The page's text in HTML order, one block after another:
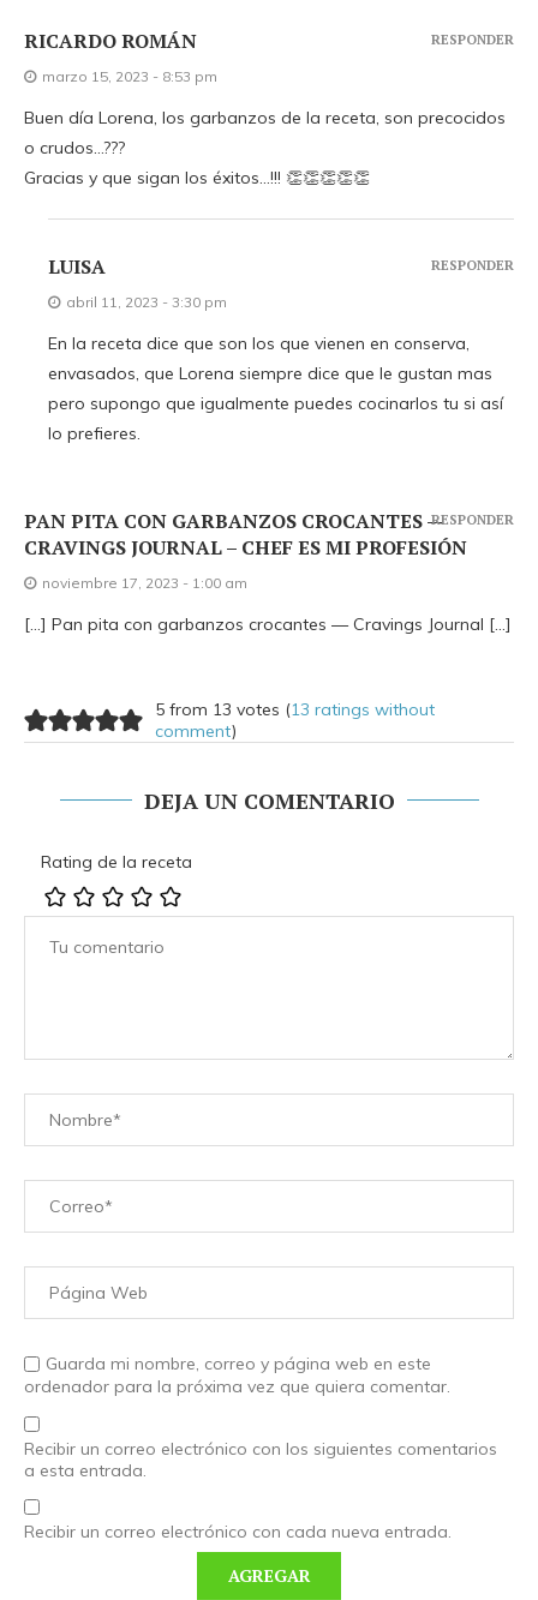
RICARDO ROMÁN
marzo 15, 2023 - 8:53 pm
Buen día Lorena, los garbanzos de la receta, son precocidos
o crudos…???
Gracias y que sigan los éxitos…!!! 👏👏👏👏👏
RESPONDER
LUISA
abril 11, 2023 - 3:30 pm
En la receta dice que son los que vienen en conserva,
envasados, que Lorena siempre dice que le gustan mas
pero supongo que igualmente puedes cocinarlos tu si así
lo prefieres.
RESPONDER
PAN PITA CON GARBANZOS CROCANTES —
CRAVINGS JOURNAL – CHEF ES MI PROFESIÓN
noviembre 17, 2023 - 1:00 am
[…] Pan pita con garbanzos crocantes — Cravings Journal […]
RESPONDER
5 from 13 votes (13 ratings without
comment)
DEJA UN COMENTARIO
Rating de la receta
Guarda mi nombre, correo y página web en este
ordenador para la próxima vez que quiera comentar.
Recibir un correo electrónico con los siguientes comentarios
a esta entrada.
Recibir un correo electrónico con cada nueva entrada.